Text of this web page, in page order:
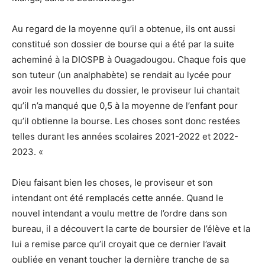
Au regard de la moyenne qu’il a obtenue, ils ont aussi
constitué son dossier de bourse qui a été par la suite
acheminé à la DIOSPB à Ouagadougou. Chaque fois que
son tuteur (un analphabète) se rendait au lycée pour
avoir les nouvelles du dossier, le proviseur lui chantait
qu’il n’a manqué que 0,5 à la moyenne de l’enfant pour
qu’il obtienne la bourse. Les choses sont donc restées
telles durant les années scolaires 2021-2022 et 2022-
2023. «
Dieu faisant bien les choses, le proviseur et son
intendant ont été remplacés cette année. Quand le
nouvel intendant a voulu mettre de l’ordre dans son
bureau, il a découvert la carte de boursier de l’élève et la
lui a remise parce qu’il croyait que ce dernier l’avait
oubliée en venant toucher la dernière tranche de sa